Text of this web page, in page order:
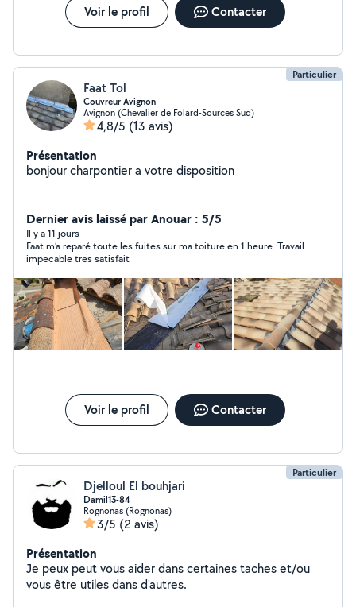
Voir le profil Contacter
Particulier
Faat Tol
Couvreur Avignon
Avignon (Chevalier de Folard-Sources Sud)
4,8/5 (13 avis)
Présentation
bonjour charpontier a votre disposition
Dernier avis laissé par Anouar : 5/5
Il y a 11 jours
Faat m’a reparé toute les fuites sur ma toiture en 1 heure. Travail
impecable tres satisfait
Voir le profil Contacter
Particulier
Djelloul El bouhjari
Damil13-84
Rognonas (Rognonas)
3/5 (2 avis)
Présentation
Je peux peut vous aider dans certaines taches et/ou
vous être utiles dans d'autres.